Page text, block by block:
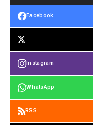
Facebook
Instagram
WhatsApp
RSS